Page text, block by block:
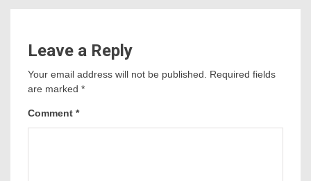
Leave a Reply
Your email address will not be published.
Required fields
are marked *
Comment *